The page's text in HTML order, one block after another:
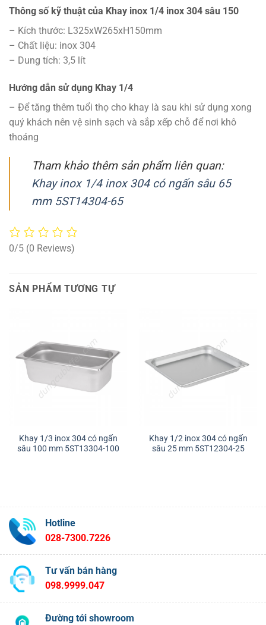
Thông số kỹ thuật của Khay inox 1/4 inox 304 sâu 150
– Kích thước: L325xW265xH150mm
– Chất liệu: inox 304
– Dung tích: 3,5 lít
Hướng dẫn sử dụng Khay 1/4
– Để tăng thêm tuổi thọ cho khay là sau khi sử dụng xong
quý khách nên vệ sinh sạch và sắp xếp chỗ để nơi khô
thoáng
Tham khảo thêm sản phẩm liên quan:
Khay inox 1/4 inox 304 có ngấn sâu 65
mm 5ST14304-65
0/5 (0 Reviews)
SẢN PHẨM TƯƠNG TỰ
Khay 1/3 inox 304 có ngấn
sâu 100 mm 5ST13304-100
Khay 1/2 inox 304 có ngấn
sâu 25 mm 5ST12304-25
Hotline
028-7300.7226
Tư vấn bán hàng
098.9999.047
Đường tới showroom